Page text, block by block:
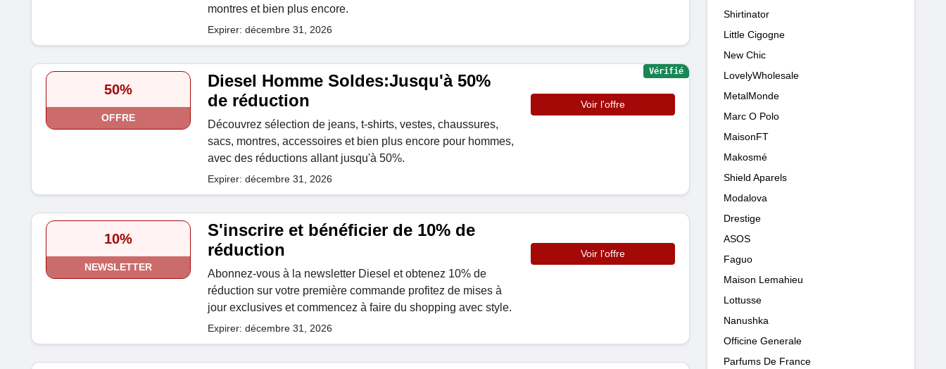
montres et bien plus encore.
Expirer: décembre 31, 2026
50%
OFFRE
Diesel Homme Soldes:Jusqu'à 50%
de réduction
Découvrez sélection de jeans, t-shirts, vestes, chaussures,
sacs, montres, accessoires et bien plus encore pour hommes,
avec des réductions allant jusqu'à 50%.
Expirer: décembre 31, 2026
Voir l'offre
Vérifié
10%
NEWSLETTER
S'inscrire et bénéficier de 10% de
réduction
Abonnez-vous à la newsletter Diesel et obtenez 10% de
réduction sur votre première commande profitez de mises à
jour exclusives et commencez à faire du shopping avec style.
Expirer: décembre 31, 2026
Voir l'offre
Shirtinator
Little Cigogne
New Chic
LovelyWholesale
MetalMonde
Marc O Polo
MaisonFT
Makosmé
Shield Aparels
Modalova
Drestige
ASOS
Faguo
Maison Lemahieu
Lottusse
Nanushka
Officine Generale
Parfums De France